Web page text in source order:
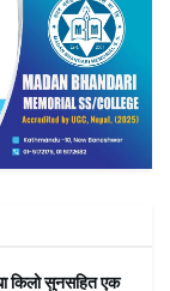
किलो सुनसहित एक